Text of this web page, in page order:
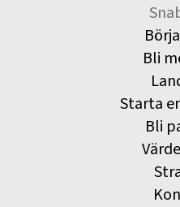
Bli
Starta
Bli